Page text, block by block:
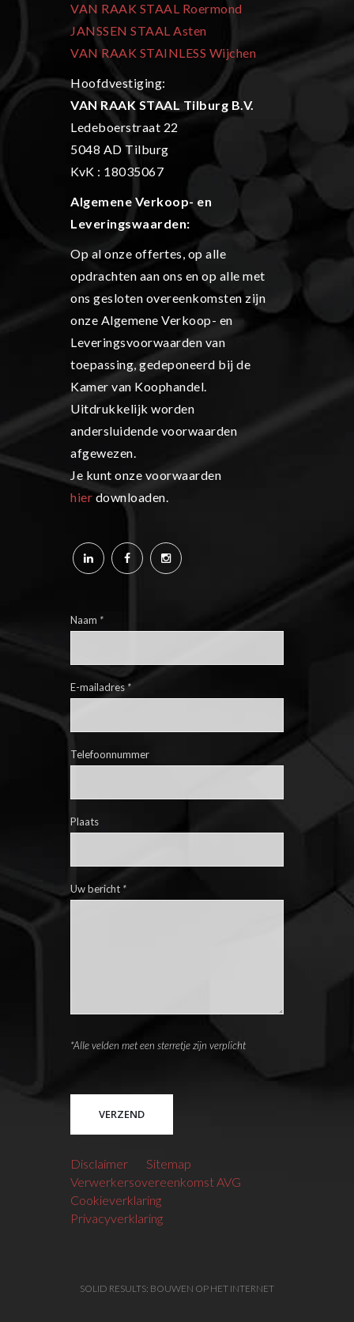
VAN RAAK STAAL Roermond
JANSSEN STAAL Asten
VAN RAAK STAINLESS Wijchen
Hoofdvestiging:
VAN RAAK STAAL Tilburg B.V.
Ledeboerstraat 22
5048 AD Tilburg
KvK : 18035067
Algemene Verkoop- en
Leveringswaarden:
Op al onze offertes, op alle
opdrachten aan ons en op alle met
ons gesloten overeenkomsten zijn
onze Algemene Verkoop- en
Leveringsvoorwaarden van
toepassing, gedeponeerd bij de
Kamer van Koophandel.
Uitdrukkelijk worden
andersluidende voorwaarden
afgewezen.
Je kunt onze voorwaarden
hier downloaden.
Naam *
E-mailadres *
Telefoonnummer
Plaats
Uw bericht *
*Alle velden met een sterretje zijn verplicht
Disclaimer
Sitemap
Verwerkersovereenkomst AVG
Cookieverklaring
Privacyverklaring
SOLID RESULTS: BOUWEN OP HET INTERNET